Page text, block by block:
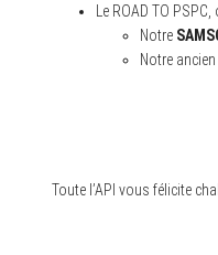
Le ROAD TO
Notre
Notre
Toute l’API vous félicite